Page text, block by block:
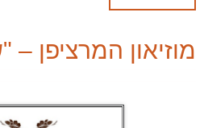
מוזיאון המרציפן